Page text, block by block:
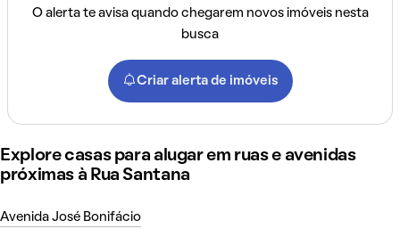
O alerta te avisa quando chegarem novos imóveis nesta
busca
Criar alerta de imóveis
Explore casas para alugar em ruas e avenidas
próximas à Rua Santana
Avenida José Bonifácio